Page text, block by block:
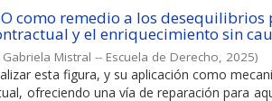
como remedio a los
y el enriquecimiento sin
Mistral -- Escuela de Derecho, 2025)
esta figura, y su aplicación como
ofreciendo una vía de reparación para